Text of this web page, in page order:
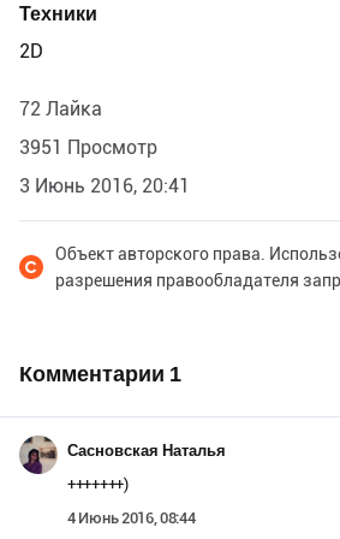
Техники
2D
72 Лайка
3951 Просмотр
3 Июнь 2016, 20:41
Объект авторского права.
разрешения правообладателя
Комментарии 1
Сасновская Наталья
+++++++)
4 Июнь 2016, 08:44